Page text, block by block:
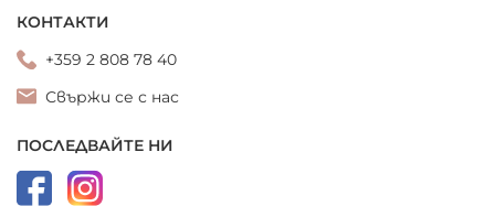
КОНТАКТИ
+359 2 808 78 40
Свържи се с нас
ПОСЛЕДВАЙТЕ НИ